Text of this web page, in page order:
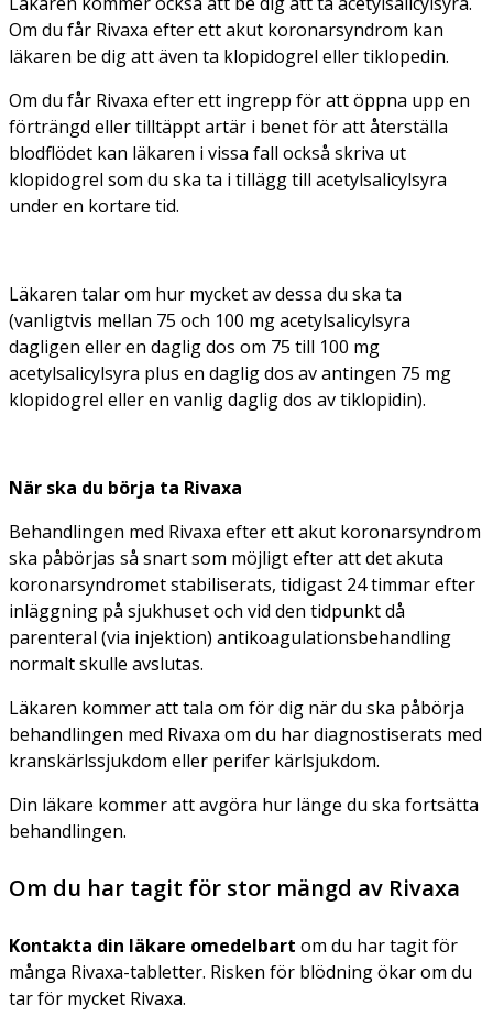
Om du får Rivaxa efter ett akut koronarsyndrom kan
läkaren be dig att även ta klopidogrel eller tiklopedin.
Om du får Rivaxa efter ett ingrepp för att öppna upp en
förträngd eller tilltäppt artär i benet för att återställa
blodflödet kan läkaren i vissa fall också skriva ut
klopidogrel som du ska ta i tillägg till acetylsalicylsyra
under en kortare tid.
Läkaren talar om hur mycket av dessa du ska ta
(vanligtvis mellan 75 och 100 mg acetylsalicylsyra
dagligen eller en daglig dos om 75 till 100 mg
acetylsalicylsyra plus en daglig dos av antingen 75 mg
klopidogrel eller en vanlig daglig dos av tiklopidin).
När ska du börja ta Rivaxa
Behandlingen med Rivaxa efter ett akut koronarsyndrom
ska påbörjas så snart som möjligt efter att det akuta
koronarsyndromet stabiliserats, tidigast 24 timmar efter
inläggning på sjukhuset och vid den tidpunkt då
parenteral (via injektion) antikoagulationsbehandling
normalt skulle avslutas.
Läkaren kommer att tala om för dig när du ska påbörja
behandlingen med Rivaxa om du har diagnostiserats med
kranskärlssjukdom eller perifer kärlsjukdom.
Din läkare kommer att avgöra hur länge du ska fortsätta
behandlingen.
Om du har tagit för stor mängd av Rivaxa
Kontakta din läkare omedelbart om du har tagit för
många Rivaxa-tabletter. Risken för blödning ökar om du
tar för mycket Rivaxa.